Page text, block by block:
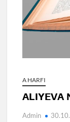
A HARFI
ALIYEVA
Admin